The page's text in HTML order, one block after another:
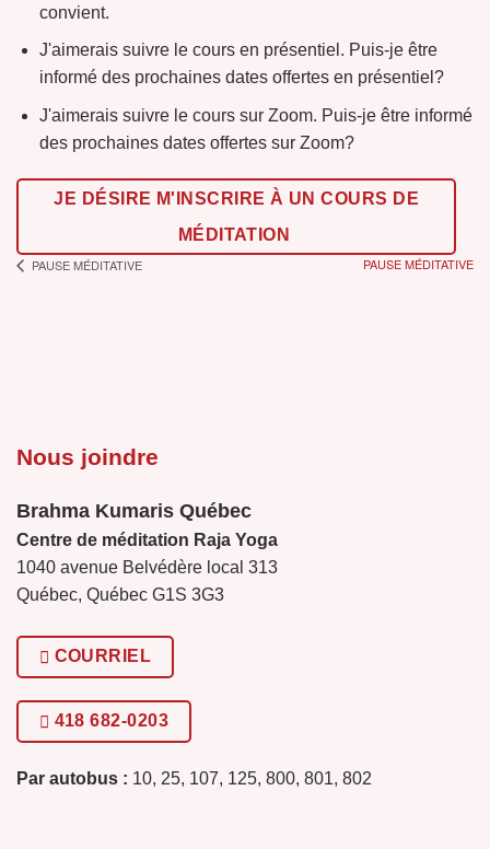
convient.
J'aimerais suivre le cours en présentiel. Puis-je être
informé des prochaines dates offertes en présentiel?
J'aimerais suivre le cours sur Zoom. Puis-je être informé
des prochaines dates offertes sur Zoom?
JE DÉSIRE M'INSCRIRE À UN COURS DE
MÉDITATION
PAUSE MÉDITATIVE PAUSE MÉDITATIVE
Nous joindre
Brahma Kumaris Québec
Centre de méditation Raja Yoga
1040 avenue Belvédère local 313
Québec, Québec G1S 3G3
COURRIEL
418 682-0203
Par autobus : 10, 25, 107, 125, 800, 801, 802